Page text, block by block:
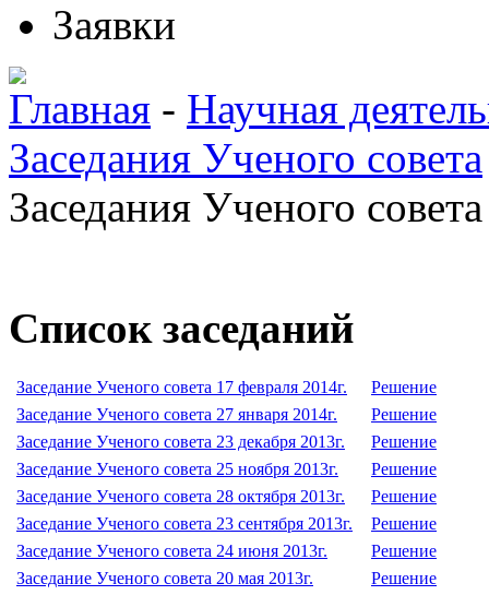
Заявки
Главная - Научная
Заседания Ученого совета
Заседания Ученого
Список заседаний
Заседание Ученого совета 17 февраля 2014г.
Решение
Заседание Ученого совета 27 января 2014г.
Решение
Заседание Ученого совета 23 декабря 2013г.
Решение
Заседание Ученого совета 25 ноября 2013г.
Решение
Заседание Ученого совета 28 октября 2013г.
Решение
Заседание Ученого совета 23 сентября 2013г.
Решение
Заседание Ученого совета 24 июня 2013г.
Решение
Заседание Ученого совета 20 мая 2013г.
Решение